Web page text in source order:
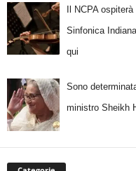
Il NCPA
Sinfonica
qui
Sono
ministro Sheikh